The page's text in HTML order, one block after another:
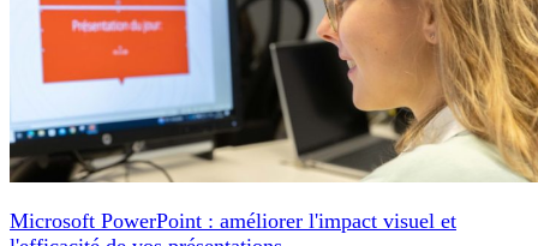
Microsoft PowerPoint : améliorer l'impact visuel et